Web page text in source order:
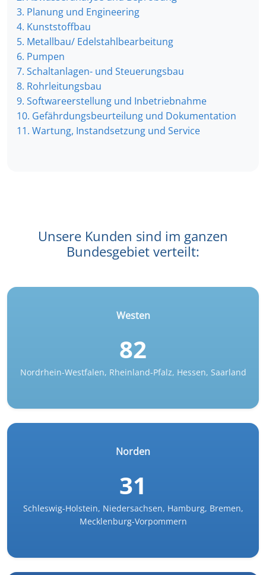
3. Planung und Engineering
4. Kunststoffbau
5. Metallbau/ Edelstahlbearbeitung
6. Pumpen
7. Schaltanlagen- und Steuerungsbau
8. Rohrleitungsbau
9. Softwareerstellung und Inbetriebnahme
10. Gefährdungsbeurteilung und Dokumentation
11. Wartung, Instandsetzung und Service
Unsere Kunden sind im ganzen
Bundesgebiet verteilt:
Westen
82
Nordrhein-Westfalen, Rheinland-Pfalz, Hessen, Saarland
Norden
31
Schleswig-Holstein, Niedersachsen, Hamburg, Bremen,
Mecklenburg-Vorpommern